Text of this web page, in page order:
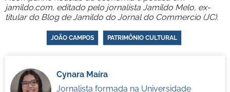
jamildo.com, editado pelo jornalista Jamildo Melo, ex-
titular do Blog de Jamildo do Jornal do Commercio (JC).
JOÃO CAMPOS PATRIMÔNIO CULTURAL
Cynara Maíra
Jornalista formada na Universidade